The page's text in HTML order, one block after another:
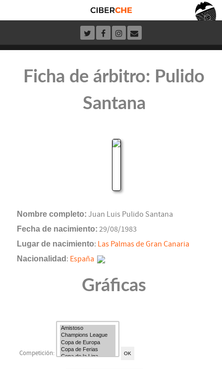
Ficha de árbitro: Pulido
Santana
Nombre completo: Juan Luis Pulido Santana
Fecha de nacimiento: 29/08/1983
Lugar de nacimiento: Las Palmas de Gran Canaria
Nacionalidad : España
Gráficas
Competición: